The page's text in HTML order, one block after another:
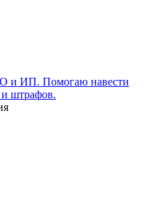
и ИП. Помогаю навести
и штрафов.